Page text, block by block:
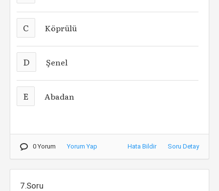
C Köprülü
D Şenel
E Abadan
0 Yorum Yorum Yap Hata Bildir Soru Detay
7.Soru